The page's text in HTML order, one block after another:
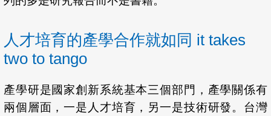
人才培育的產學合作就如同 it takes
two to tango
產學研是國家創新系統基本三個部門，產學關係有
兩個層面，一是人才培育，另一是技術研發。台灣